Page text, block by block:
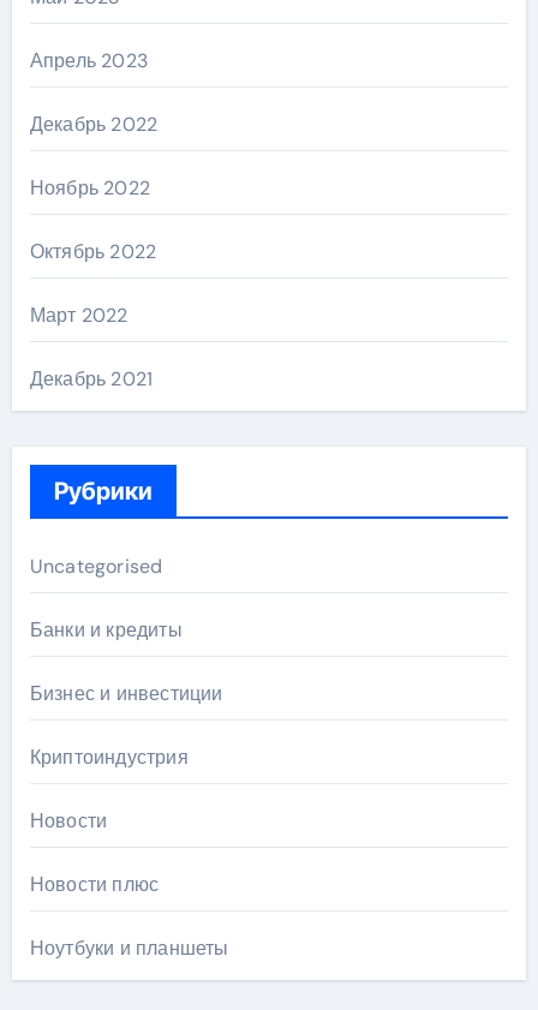
Апрель 2023
Декабрь 2022
Ноябрь 2022
Октябрь 2022
Март 2022
Декабрь 2021
Рубрики
Uncategorised
Банки и кредиты
Бизнес и инвестиции
Криптоиндустрия
Новости
Новости плюс
Ноутбуки и планшеты